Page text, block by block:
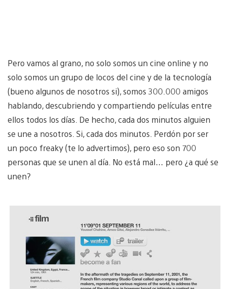
Pero vamos al grano, no solo somos un cine online y no
solo somos un grupo de locos del cine y de la tecnología
(bueno algunos de nosotros si), somos 300.000 amigos
hablando, descubriendo y compartiendo películas entre
ellos todos los días. De hecho, cada dos minutos alguien
se une a nosotros. Si, cada dos minutos. Perdón por ser
un poco freaky (te lo advertimos), pero eso son 700
personas que se unen al día. No está mal… pero ¿a qué se
unen?